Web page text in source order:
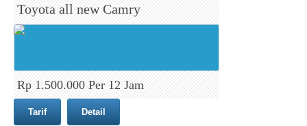
Toyota all new Camry
Rp 1.500.000 Per 12 Jam
Tarif Detail